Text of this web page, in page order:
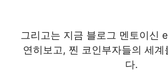
그리고는 지금 블로그 멘토이신
연히보고, 찐 코인부자들의 세계
다.